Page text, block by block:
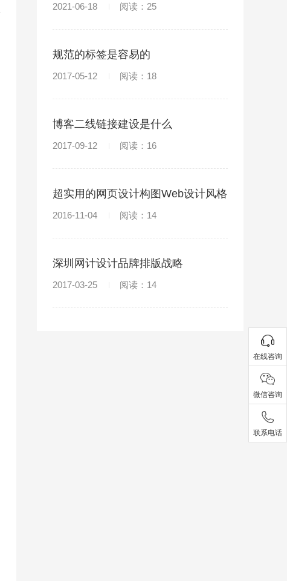
2021-06-18 阅读：25
规范的标签是容易的
2017-05-12 阅读：18
博客二线链接建设是什么
2017-09-12 阅读：16
超实用的网页设计构图Web设计风格
指南
2016-11-04 阅读：14
深圳网计设计品牌排版战略
2017-03-25 阅读：14
在线咨询
微信咨询
联系电话